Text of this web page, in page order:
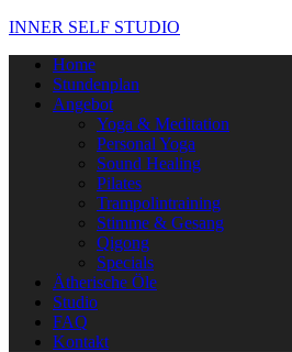
INNER SELF STUDIO
Navigation
umschalten
Home
Stundenplan
Angebot
Yoga & Meditation
Personal Yoga
Sound Healing
Pilates
Trampolintraining
Stimme & Gesang
Qigong
Specials
Ätherische Öle
Studio
FAQ
Kontakt